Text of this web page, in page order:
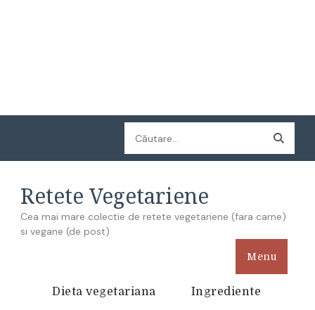
Caută
după:
Retete Vegetariene
Cea mai mare colectie de retete vegetariene (fara carne)
si vegane (de post)
Menu
Dieta vegetariana Ingrediente